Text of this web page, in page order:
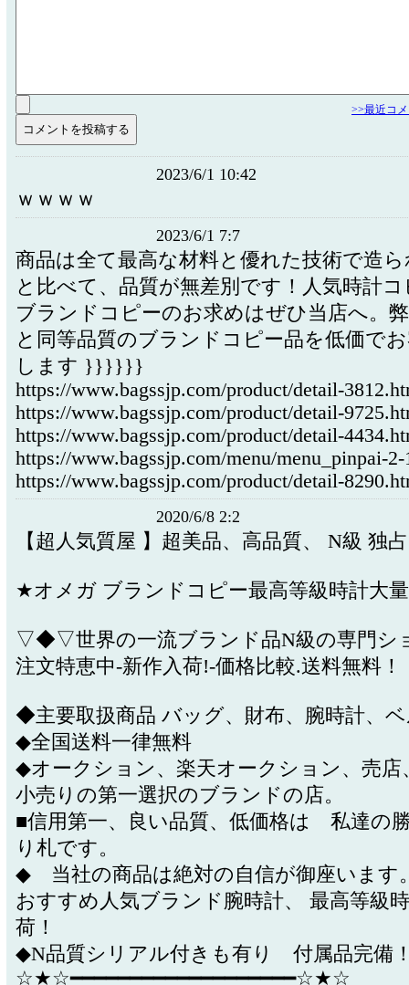
>>最近コ
2023/6/1 10:42
ｗｗｗｗ
2023/6/1 7:7
商品は全て最高な材料と優れた技術で造
と比べて、品質が無差別です！人気時計
ブランドコピーのお求めはぜひ当店へ。
と同等品質のブランドコピー品を低価で
します }}}}}}
https://www.bagssjp.com/product/detail-
https://www.bagssjp.com/product/detail-
https://www.bagssjp.com/product/detail-
https://www.bagssjp.com/menu/menu_pinpai-
https://www.bagssjp.com/product/detail-
2020/6/8 2:2
【超人気質屋 】超美品、高品質、 N級 独
★オメガ ブランドコピー最高等級時計大
▽◆▽世界の一流ブランド品N級の専門
注文特恵中-新作入荷!-価格比較.送料無料
◆主要取扱商品 バッグ、財布、腕時計、
◆全国送料一律無料
◆オークション、楽天オークション、売店
小売りの第一選択のブランドの店。
■信用第一、良い品質、低価格は 私達の
り札です。
◆ 当社の商品は絶対の自信が御座います
おすすめ人気ブランド腕時計、 最高等級
荷！
◆N品質シリアル付きも有り 付属品完備
☆★☆━━━━━━━━━━━━━━━━━━━☆★☆